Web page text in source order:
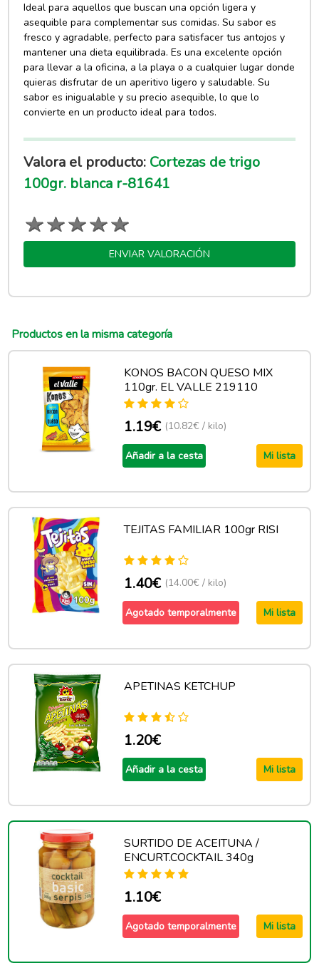
Ideal para aquellos que buscan una opción ligera y
asequible para complementar sus comidas. Su sabor es
fresco y agradable, perfecto para satisfacer tus antojos y
mantener una dieta equilibrada. Es una excelente opción
para llevar a la oficina, a la playa o a cualquier lugar donde
quieras disfrutar de un aperitivo ligero y saludable. Su
sabor es inigualable y su precio asequible, lo que lo
convierte en un producto ideal para todos.
Valora el producto: Cortezas de trigo
100gr. blanca r-81641
ENVIAR VALORACIÓN
Productos en la misma categoría
KONOS BACON QUESO MIX
110gr. EL VALLE 219110
1.19€ (10.82€ / kilo)
Añadir a la cesta Mi lista
TEJITAS FAMILIAR 100gr RISI
1.40€ (14.00€ / kilo)
Agotado temporalmente Mi lista
APETINAS KETCHUP
1.20€
Añadir a la cesta Mi lista
SURTIDO DE ACEITUNA /
ENCURT.COCKTAIL 340g
1.10€
Agotado temporalmente Mi lista